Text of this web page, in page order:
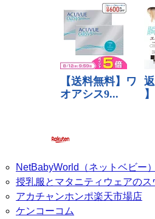
NetBabyWorld（ネットベビー）
授乳服とマタニティウェアのス
アカチャンホンポ楽天市場店
ケンコーコム